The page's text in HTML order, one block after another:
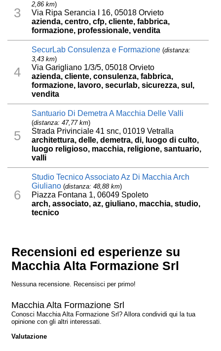
3
2,86 km)
Via Ripa Serancia I 16, 05018 Orvieto
azienda, centro, cfp, cliente, fabbrica,
formazione, professionale, vendita
4
SecurLab Consulenza e Formazione (distanza:
3,43 km)
Via Garigliano 1/3/5, 05018 Orvieto
azienda, cliente, consulenza, fabbrica,
formazione, lavoro, securlab, sicurezza, sul,
vendita
5
Santuario Di Demetra A Macchia Delle Valli
(distanza: 47,77 km)
Strada Privinciale 41 snc, 01019 Vetralla
architettura, delle, demetra, di, luogo di culto,
luogo religioso, macchia, religione, santuario,
valli
6
Studio Tecnico Associato Az Di Macchia Arch
Giuliano (distanza: 48,88 km)
Piazza Fontana 1, 06049 Spoleto
arch, associato, az, giuliano, macchia, studio,
tecnico
Recensioni ed esperienze su
Macchia Alta Formazione Srl
Nessuna recensione. Recensisci per primo!
Macchia Alta Formazione Srl
Conosci Macchia Alta Formazione Srl? Allora condividi qui la tua
opinione con gli altri interessati.
Valutazione